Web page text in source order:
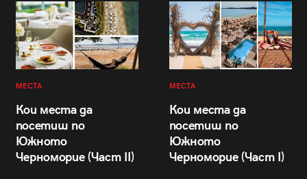
МЕСТА
Кои места да
посетиш по
Южното
Черноморие (Част II)
МЕСТА
Кои места да
посетиш по
Южното
Черноморие (Част I)